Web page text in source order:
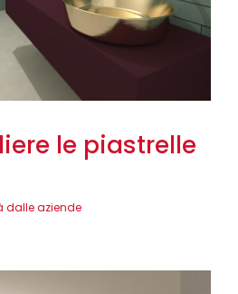
le piastrelle
dalle aziende